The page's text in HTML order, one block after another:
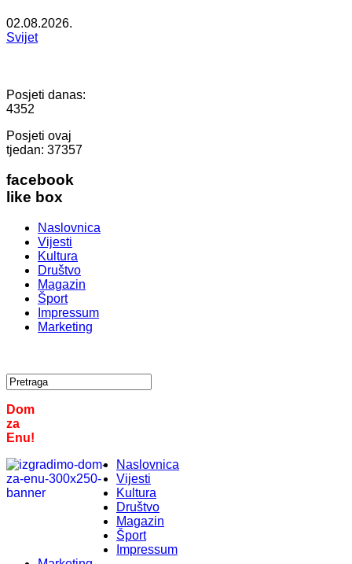
02.08.2026.
Svijet
Posjeti danas:
4352
Posjeti ovaj
tjedan: 37357
facebook
like box
Naslovnica
Vijesti
Kultura
Društvo
Magazin
Šport
Impressum
Marketing
Dom
za
Enu!
Naslovnica
Vijesti
Kultura
Društvo
Magazin
Šport
Impressum